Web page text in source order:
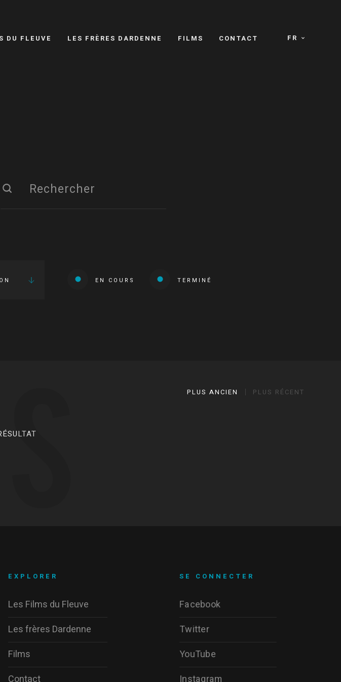
FR
DU FLEUVE LES FRÈRES DARDENNE FILMS CONTACT
EN COURS TERMINÉ
PLUS ANCIEN PLUS RÉCENT
SE CONNECTER
Facebook
Twitter
YouTube
Instagram
EXPLORER
Les Films du Fleuve
Les frères Dardenne
Films
Contact